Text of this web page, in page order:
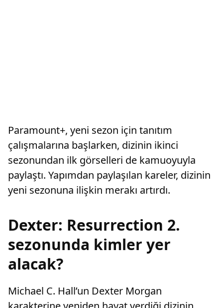
Paramount+, yeni sezon için tanıtım
çalışmalarına başlarken, dizinin ikinci
sezonundan ilk görselleri de kamuoyuyla
paylaştı. Yapımdan paylaşılan kareler, dizinin
yeni sezonuna ilişkin merakı artırdı.
Dexter: Resurrection 2.
sezonunda kimler yer
alacak?
Michael C. Hall’un Dexter Morgan